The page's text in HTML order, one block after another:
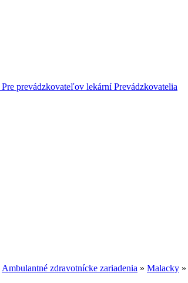
Pre prevádzkovateľov lekární Prevádzkovatelia
Ambulantné zdravotnícke zariadenia » Malacky »